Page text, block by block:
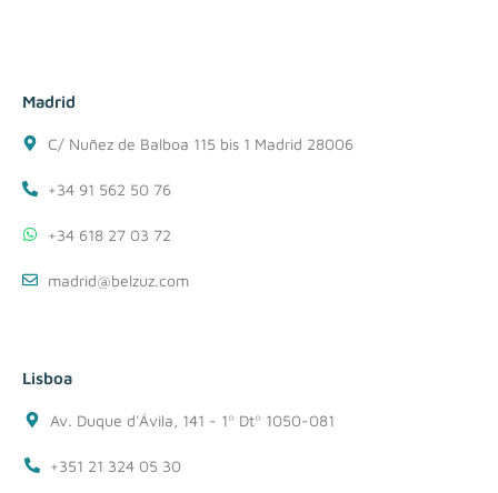
Madrid
C/ Nuñez de Balboa 115 bis 1 Madrid 28006
+34 91 562 50 76
+34 618 27 03 72
madrid@belzuz.com
Lisboa
Av. Duque d'Ávila, 141 - 1º Dtº 1050-081
+351 21 324 05 30